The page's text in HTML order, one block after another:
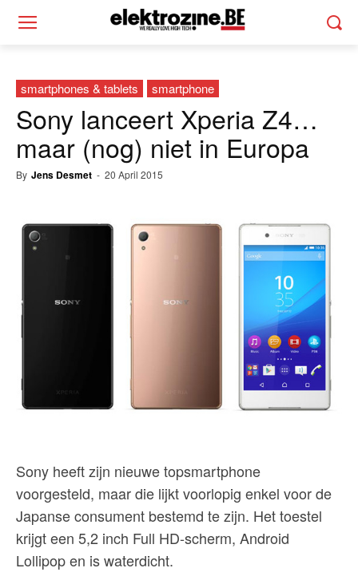
smartphones & tablets smartphone
Sony lanceert Xperia Z4…
maar (nog) niet in Europa
By Jens Desmet - 20 April 2015
Sony heeft zijn nieuwe topsmartphone
voorgesteld, maar die lijkt voorlopig enkel voor de
Japanse consument bestemd te zijn. Het toestel
krijgt een 5,2 inch Full HD-scherm, Android
Lollipop en is waterdicht.